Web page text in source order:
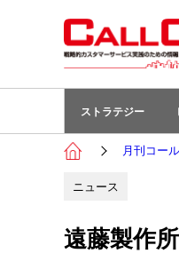
ストラテジー
月刊コー
ニュース
遠藤製作